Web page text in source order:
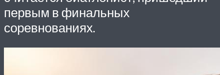
первым в финальных
соревнованиях.